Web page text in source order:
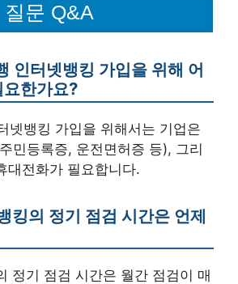
문 Q&A
인터넷뱅킹 가입을 위해 어
한가요?
넷뱅킹 가입을 위해서는 기업은
민등록증, 운전면허증 등), 그리
대전화가 필요합니다.
킹의 정기 점검 시간은 언제
정기 점검 시간은 월간 점검이 매